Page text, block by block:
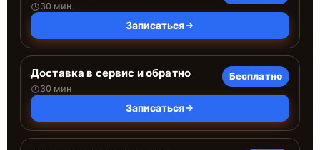
30 мин
Записаться
Доставка в сервис и обратно
30 мин
Бесплатно
Записаться